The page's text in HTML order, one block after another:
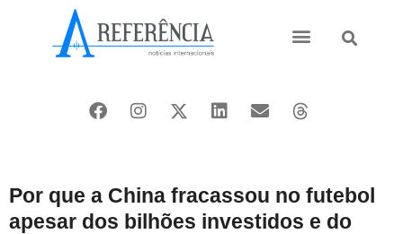
Por que a China fracassou no futebol
apesar dos bilhões investidos e do